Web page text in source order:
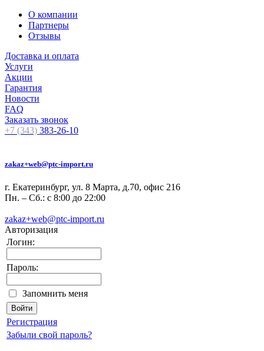
О компании
Партнеры
Отзывы
Доставка и оплата
Услуги
Акции
Гарантия
Новости
FAQ
Заказать звонок
+7 (343) 383-26-10
zakaz+web@ptc-import.ru
г. Екатеринбург, ул. 8 Марта, д.70, офис 216
Пн. – Сб.: с 8:00 до 22:00
zakaz+web@ptc-import.ru
Авторизация
Логин:
Пароль:
Запомнить меня
Регистрация
Забыли свой пароль?